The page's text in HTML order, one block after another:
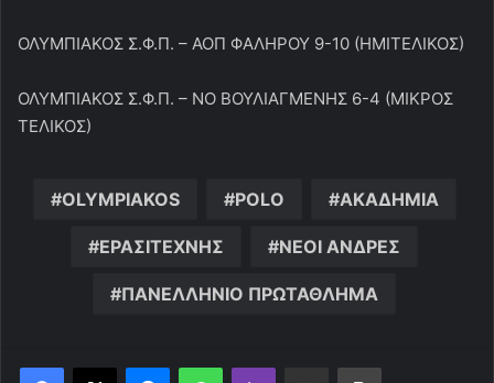
ΟΛΥΜΠΙΑΚΟΣ Σ.Φ.Π. – ΑΟΠ ΦΑΛΗΡΟΥ 9-10 (ΗΜΙΤΕΛΙΚΟΣ)
ΟΛΥΜΠΙΑΚΟΣ Σ.Φ.Π. – ΝΟ ΒΟΥΛΙΑΓΜΕΝΗΣ 6-4 (ΜΙΚΡΟΣ
ΤΕΛΙΚΟΣ)
OLYMPIAKOS POLO ΑΚΑΔΗΜΙΑ
ΕΡΑΣΙΤΕΧΝΗΣ ΝΕΟΙ ΑΝΔΡΕΣ
ΠΑΝΕΛΛΗΝΙΟ ΠΡΩΤΑΘΛΗΜΑ
MessengerWhatsAppViber Κοινοποίηση μέσω ηλεκτρονικού ταχυδρομείουΕκτύπωση